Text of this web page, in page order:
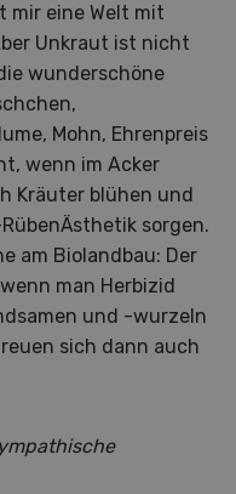
mir eine Welt mit
Unkraut ist nicht
wunderschöne
Mohn, Ehrenpreis
wenn im Acker
Kräuter blühen und
sorgen.
am Biolandbau: Der
man Herbizid
und -wurzeln
sich dann auch